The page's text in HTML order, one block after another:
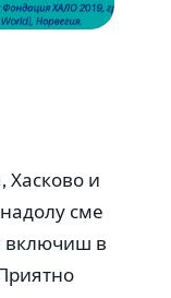
Хасково и
сме
включиш в